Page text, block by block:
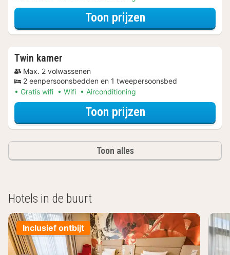
Toon prijzenvoor
Twin kamer
Max. 2 volwassenen
2 eenpersoonsbedden en 1 tweepersoonsbed
Gratis wifi
Wifi Airconditioning
Toon prijzenvoor Twin kamer
Toon alles
Hotels in de buurt
Inclusief ontbijt